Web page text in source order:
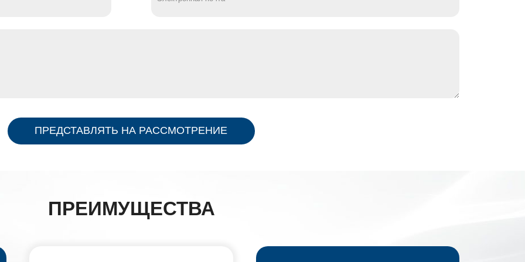
ПРЕДСТАВЛЯТЬ НА РАССМОТРЕНИЕ
ПРЕИМУЩЕСТВА